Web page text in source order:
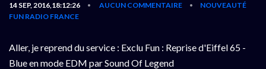
14 SEP, 2016,18:12:26 • AUCUN COMMENTAIRE •
NOUVEAUTÉ
FUN RADIO FRANCE
Aller, je reprend du service : Exclu Fun : Reprise d'Eiffel 65 -
Blue en mode EDM par Sound Of Legend